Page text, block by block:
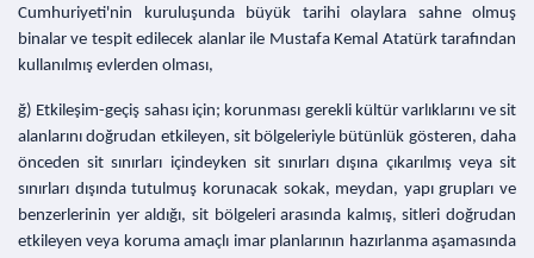
Cumhuriyeti'nin kuruluşunda büyük tarihi olaylara sahne olmuş
binalar ve tespit edilecek alanlar ile Mustafa Kemal Atatürk tarafından
kullanılmış evlerden olması,
ğ) Etkileşim-geçiş sahası için; korunması gerekli kültür varlıklarını ve sit
alanlarını doğrudan etkileyen, sit bölgeleriyle bütünlük gösteren, daha
önceden sit sınırları içindeyken sit sınırları dışına çıkarılmış veya sit
sınırları dışında tutulmuş korunacak sokak, meydan, yapı grupları ve
benzerlerinin yer aldığı, sit bölgeleri arasında kalmış, sitleri doğrudan
etkileyen veya koruma amaçlı imar planlarının hazırlanma aşamasında